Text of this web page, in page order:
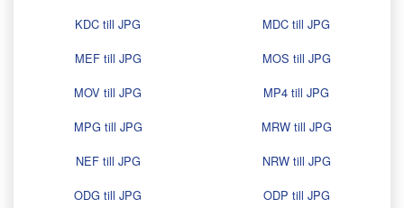
KDC till JPG
MDC till JPG
MEF till JPG
MOS till JPG
MOV till JPG
MP4 till JPG
MPG till JPG
MRW till JPG
NEF till JPG
NRW till JPG
ODG till JPG
ODP till JPG